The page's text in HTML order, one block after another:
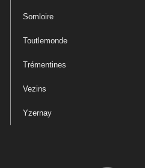
Somloire
Toutlemonde
Trémentines
Vezins
Yzernay